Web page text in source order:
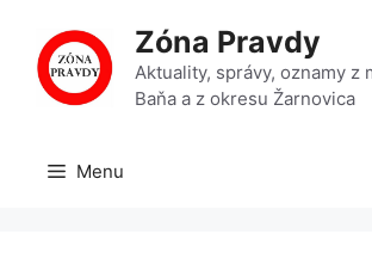
obsah
Zóna Pravdy
Aktuality, správy, oznamy z
Baňa a z okresu Žarnovica
Menu